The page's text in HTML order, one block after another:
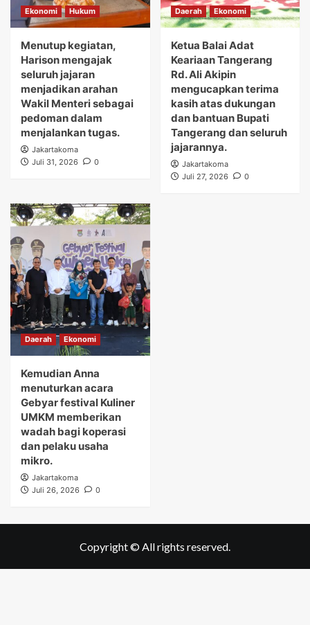
Ekonomi Hukum
Menutup kegiatan,
Harison mengajak
seluruh jajaran
menjadikan arahan
Wakil Menteri sebagai
pedoman dalam
menjalankan tugas.
Jakartakoma
Juli 31, 2026
0
Daerah Ekonomi
Ketua Balai Adat
Keariaan Tangerang
Rd. Ali Akipin
mengucapkan terima
kasih atas dukungan
dan bantuan Bupati
Tangerang dan seluruh
jajarannya.
Jakartakoma
Juli 27, 2026
0
Daerah Ekonomi
Kemudian Anna
menuturkan acara
Gebyar festival Kuliner
UMKM memberikan
wadah bagi koperasi
dan pelaku usaha
mikro.
Jakartakoma
Juli 26, 2026
0
Copyright © All rights reserved.